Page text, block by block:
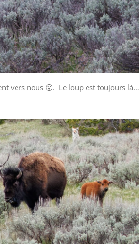
vers nous 😮. Le loup est toujours là…